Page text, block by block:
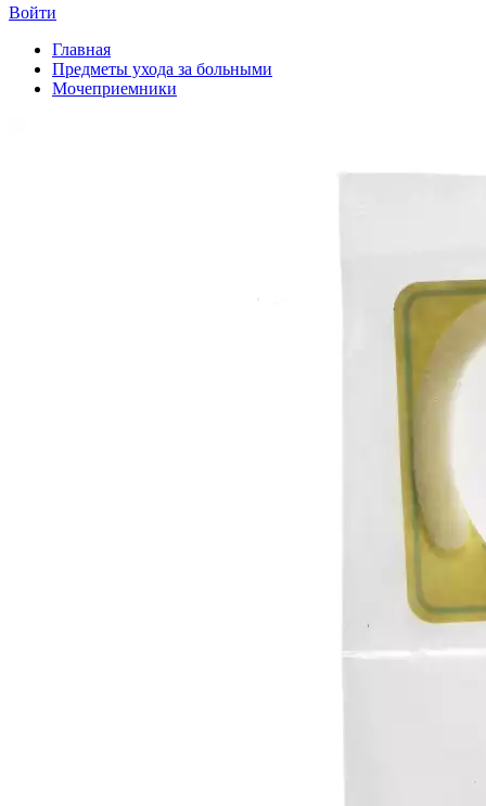
Войти
Главная
Предметы ухода за больными
Мочеприемники